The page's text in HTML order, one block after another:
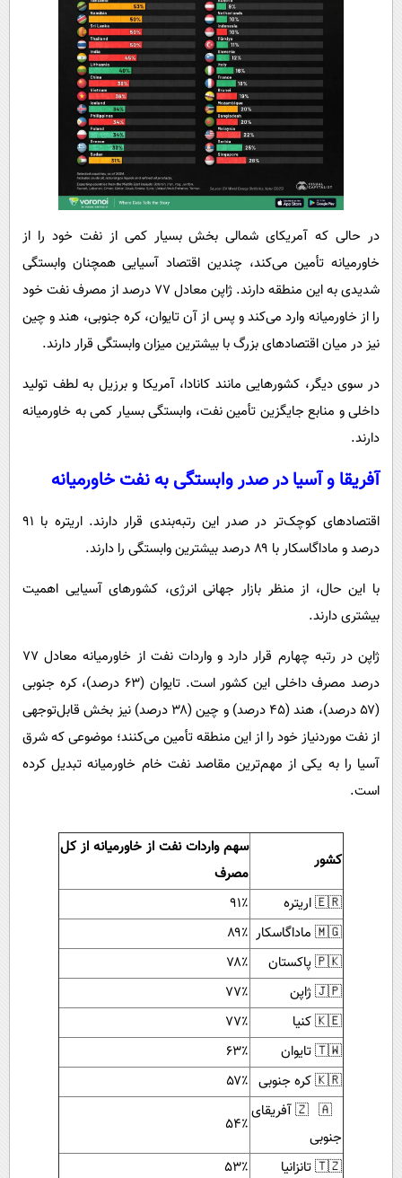
در حالی که آمریکای شمالی بخش بسیار کمی از نفت خود را از
خاورمیانه تأمین می‌کند، چندین اقتصاد آسیایی همچنان وابستگی
شدیدی به این منطقه دارند. ژاپن معادل ۷۷ درصد از مصرف نفت خود
را از خاورمیانه وارد می‌کند و پس از آن تایوان، کره جنوبی، هند و چین
نیز در میان اقتصادهای بزرگ با بیشترین میزان وابستگی قرار دارند.
در سوی دیگر، کشورهایی مانند کانادا، آمریکا و برزیل به لطف تولید
داخلی و منابع جایگزین تأمین نفت، وابستگی بسیار کمی به خاورمیانه
دارند.
آفریقا و آسیا در صدر وابستگی به نفت خاورمیانه
اقتصادهای کوچک‌تر در صدر این رتبه‌بندی قرار دارند. اریتره با ۹۱
درصد و ماداگاسکار با ۸۹ درصد بیشترین وابستگی را دارند.
با این حال، از منظر بازار جهانی انرژی، کشورهای آسیایی اهمیت
بیشتری دارند.
ژاپن در رتبه چهارم قرار دارد و واردات نفت از خاورمیانه معادل ۷۷
درصد مصرف داخلی این کشور است. تایوان (۶۳ درصد)، کره جنوبی
(۵۷ درصد)، هند (۴۵ درصد) و چین (۳۸ درصد) نیز بخش قابل‌توجهی
از نفت موردنیاز خود را از این منطقه تأمین می‌کنند؛ موضوعی که شرق
آسیا را به یکی از مهم‌ترین مقاصد نفت خام خاورمیانه تبدیل کرده
است.
کشور
سهم واردات نفت از خاورمیانه از کل
مصرف
🇪🇷 اریتره
۹۱٪
🇲🇬 ماداگاسکار
۸۹٪
🇵🇰 پاکستان
۷۸٪
🇯🇵 ژاپن
۷۷٪
🇰🇪 کنیا
۷۷٪
🇹🇼 تایوان
۶۳٪
🇰🇷 کره جنوبی
۵۷٪
🇿🇦 آفریقای
جنوبی
۵۴٪
🇹🇿 تانزانیا ۵۳٪